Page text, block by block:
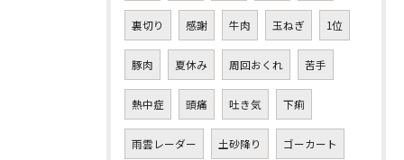
裏切り 感謝 牛肉 玉ねぎ 1位
豚肉 夏休み 周回おくれ 苦手
熱中症 頭痛 吐き気 下痢
雨雲レーダー 土砂降り ゴーカート